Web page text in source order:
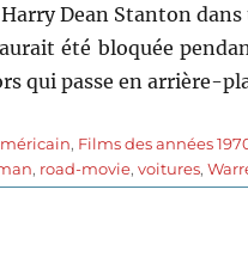
Dean Stanton
été bloquée
qui passe en arrière-
, Films des années
, road-movie,voitures,